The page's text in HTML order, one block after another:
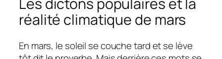
réalité climatique de mars
En mars, le soleil se couche tard et se lève